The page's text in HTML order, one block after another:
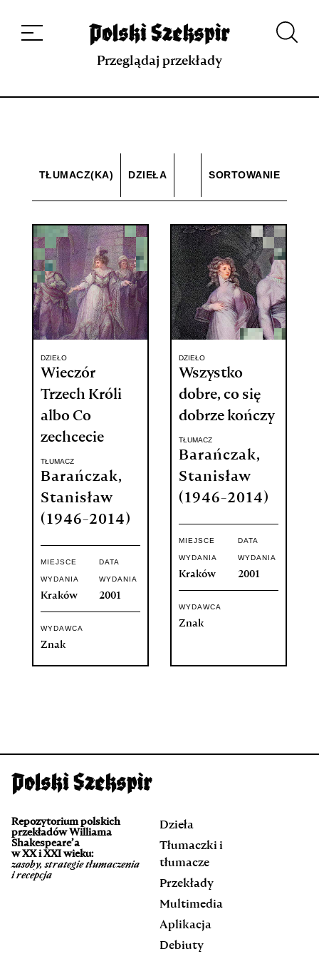
projekcie
Kontakt Indeks strony Aplikacja
Repozytorium XIX w.
Przeglądaj przekłady
TŁUMACZ(KA) DZIEŁA SORTOWANIE
DZIEŁO
Wieczór
Trzech Króli
albo Co
zechcecie
TŁUMACZ
Barańczak,
Stanisław
(1946-2014)
MIEJSCE
WYDANIA
Kraków
DATA
WYDANIA
2001
WYDAWCA
Znak
DZIEŁO
Wszystko
dobre, co się
dobrze kończy
TŁUMACZ
Barańczak,
Stanisław
(1946-2014)
MIEJSCE
WYDANIA
Kraków
DATA
WYDANIA
2001
WYDAWCA
Znak
Repozytorium polskich
przekładów Williama
Shakespeare’a
w XX i XXI wieku:
zasoby, strategie tłumaczenia
i recepcja
Dzieła
Tłumaczki i
tłumacze
Przekłady
Multimedia
Aplikacja
Debiuty